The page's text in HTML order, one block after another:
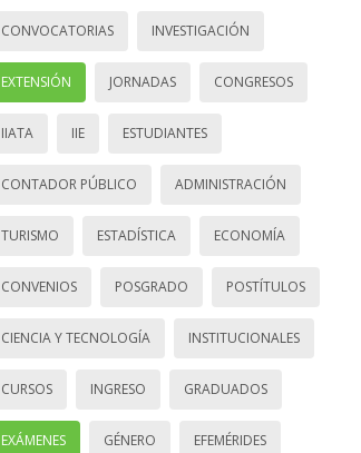
CONVOCATORIAS INVESTIGACIÓN
EXTENSIÓN JORNADAS CONGRESOS
IIATA IIE ESTUDIANTES
CONTADOR PÚBLICO ADMINISTRACIÓN
TURISMO ESTADÍSTICA ECONOMÍA
CONVENIOS POSGRADO POSTÍTULOS
CIENCIA Y TECNOLOGÍA INSTITUCIONALES
CURSOS INGRESO GRADUADOS
EXÁMENES GÉNERO EFEMÉRIDES